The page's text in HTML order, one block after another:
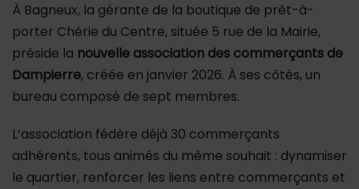
À Bagneux, la gérante de la boutique de prêt-à-
porter Chérie du Centre, située 5 rue de la Mairie,
préside la nouvelle association des commerçants de
Dampierre, créée en janvier 2026. À ses côtés, un
bureau composé de sept membres.
L’association fédère déjà 30 commerçants
adhérents, tous animés du même souhait : dynamiser
le quartier, renforcer les liens entre commerçants et